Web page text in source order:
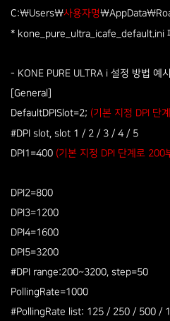
C:\Users\사용자명
* kone_pure_ultra_icafe_default.ini
- KONE PURE ULTRA i 설정 방법 예시
[General]
DefaultDPISlot=2; (기본 지정 DPI 단
#DPI slot, slot 1 / 2 / 3 / 4 / 5
DPI1=400 (기본 지정 DPI 단계로
DPI2=800
DPI3=1200
DPI4=1600
DPI5=3200
#DPI range:200~3200, step=50
PollingRate=1000
#PollingRate list: 125 / 250 / 500 /